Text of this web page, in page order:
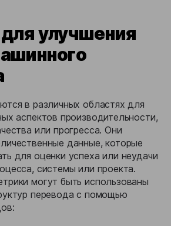
улучшения
в различных областях для
аспектов производительности,
или прогресса. Они
данные, которые
для оценки успеха или неудачи
системы или проекта.
могут быть использованы
перевода с помощью